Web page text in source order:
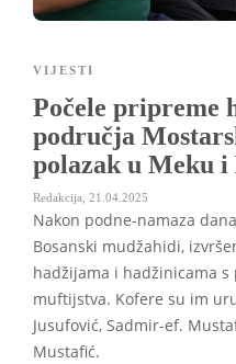
VIJESTI
Počele pripreme
područja
polazak u Meku
Redakcija 21.04.2025
Nakon podne-namaza
Bosanski mudžahidi,
hadžijama i hadžinicama
muftijstva. Kofere su im
Jusufović, Sadmir-ef.
Mustafić.